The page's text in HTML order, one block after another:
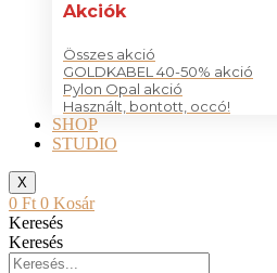
Akciók
Összes akció
GOLDKABEL 40-50% akció
Pylon Opal akció
Használt, bontott, occó!
SHOP
STUDIO
X
0 Ft 0 Kosár
Keresés
Keresés